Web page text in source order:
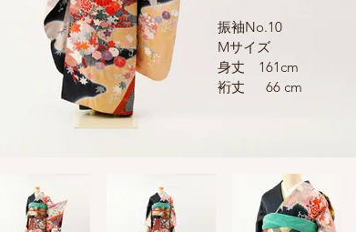
振袖No.10
Mサイズ
身丈 161cm
裄丈 66 cm